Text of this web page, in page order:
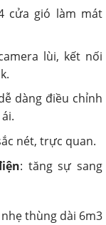
cửa gió làm mát
lùi, kết nối
dàng điều chỉnh
nét, trực quan.
: tăng sự sang
thùng dài 6m3